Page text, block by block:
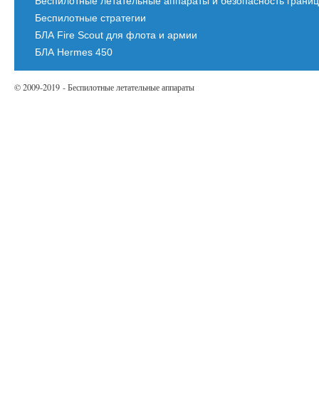
Беспилотные стратегии
БЛА Fire Scout для флота и армии
БЛА Hermes 450
© 2009-2019 - Беспилотные летательные аппараты